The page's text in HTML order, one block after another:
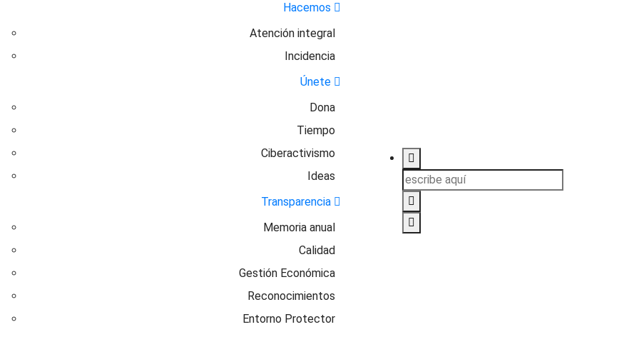
Hacemos
Atención integral
Incidencia
Únete
Dona
Tiempo
Ciberactivismo
Ideas
Transparencia
Memoria anual
Calidad
Gestión Económica
Reconocimientos
Entorno Protector